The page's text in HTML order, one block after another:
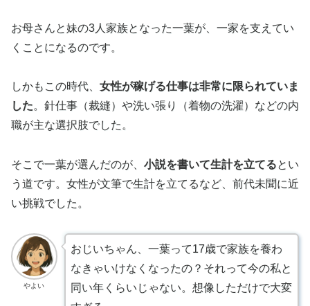
お母さんと妹の3人家族となった一葉が、一家を支えてい
くことになるのです。
しかもこの時代、 女性が稼げる仕事は非常に限られていま
した。針仕事（裁縫）や洗い張り（着物の洗濯）などの内
職が主な選択肢でした。
そこで一葉が選んだのが、 小説を書いて生計を立てるとい
う道です。女性が文筆で生計を立てるなど、前代未聞に近
い挑戦でした。
やよい
おじいちゃん、一葉って17歳で家族を養わ
なきゃいけなくなったの？それって今の私と
同い年くらいじゃない。想像しただけで大変